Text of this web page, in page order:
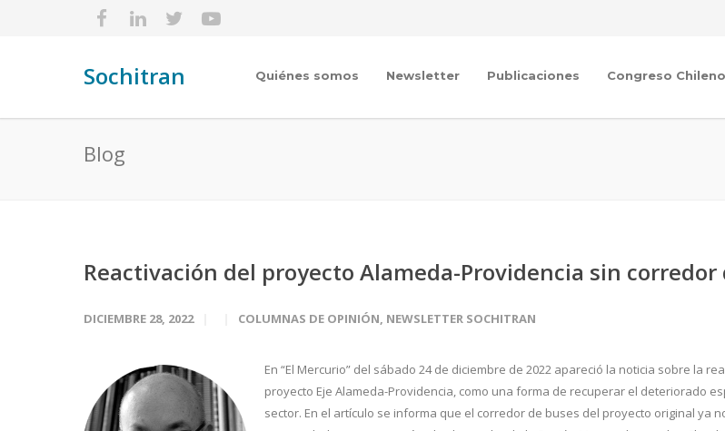
Sochitran Quiénes somos Newsletter Publicaciones Congreso
Blog
Reactivación del proyecto Alameda-Providencia sin corredor
DICIEMBRE 28, 2022 COLUMNAS DE OPINIÓN, NEWSLETTER SOCHITRAN
En “El Mercurio” del sábado 24 de diciembre de 2022 apareció la noticia sobre la
proyecto Eje Alameda-Providencia, como una forma de recuperar el deteriorado
sector. En el artículo se informa que el corredor de buses del proyecto original ya